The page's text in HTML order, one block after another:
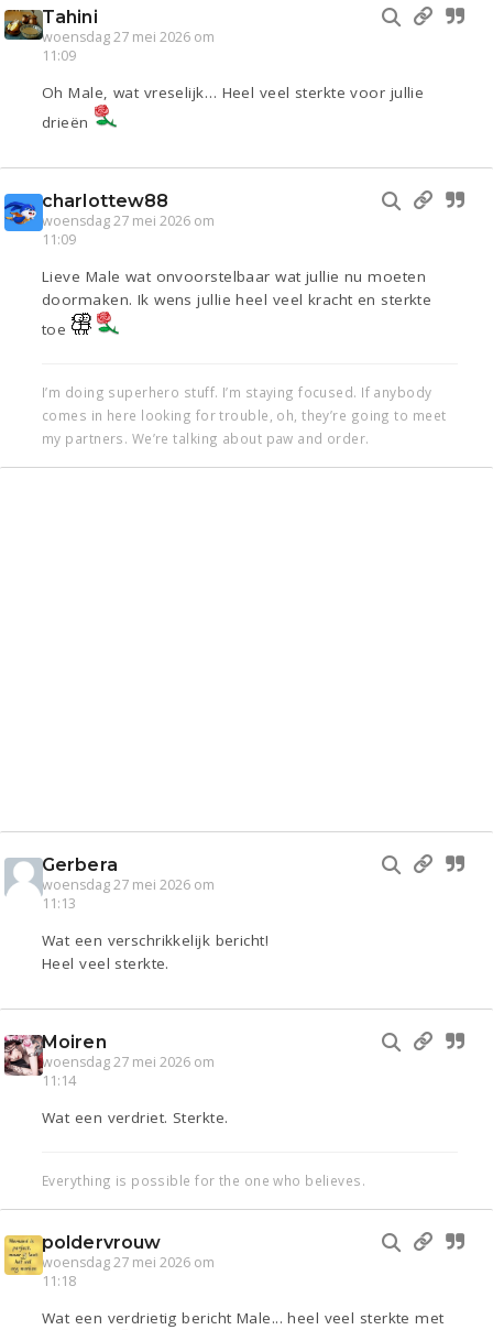
Tahini
woensdag 27 mei 2026 om
11:09
Oh Male, wat vreselijk… Heel veel sterkte voor jullie
drieën
charlottew88
woensdag 27 mei 2026 om
11:09
Lieve Male wat onvoorstelbaar wat jullie nu moeten
doormaken. Ik wens jullie heel veel kracht en sterkte
toe
I’m doing superhero stuff. I’m staying focused. If anybody
comes in here looking for trouble, oh, they’re going to meet
my partners. We’re talking about paw and order.
Gerbera
woensdag 27 mei 2026 om
11:13
Wat een verschrikkelijk bericht!
Heel veel sterkte.
Moiren
woensdag 27 mei 2026 om
11:14
Wat een verdriet. Sterkte.
Everything is possible for the one who believes.
poldervrouw
woensdag 27 mei 2026 om
11:18
Wat een verdrietig bericht Male... heel veel sterkte met